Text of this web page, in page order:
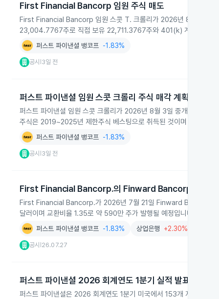
First Financial Bancorp 임원 주식 매도
First Financial Bancorp 임원 스콧 T. 크롤리가 2026년 8월 3일 주
23,004.7767주로 직접 보유 22,711.3767주와 401(k) 계정 간접
퍼스트 파이낸셜 뱅코프 -1.83%
공시 3일 전
퍼스트 파이낸셜 임원 스콧 크롤리 주식 매각 계획
퍼스트 파이낸셜 임원 스콧 크롤리가 2026년 8월 3일 중개인 메릴
주식은 2019~2025년 제한주식 베스팅으로 취득된 것이며 매각과
퍼스트 파이낸셜 뱅코프 -1.83%
공시 3일 전
First Financial Bancorp.의 Finward Bancorp. 인수
First Financial Bancorp.가 2026년 7월 21일 Finward Bancorp.
달러이며 교환비율 1.35로 약 590만 주가 발행될 예정입니다.
퍼스트 파이낸셜 뱅코프 -1.83% 상업은행 +2.30%
공시 26.07.27
퍼스트 파이낸셜 2026 회계연도 1분기 실적 발표
퍼스트 파이낸셜은 2026 회계연도 1분기 미국에서 153개 지점을 운